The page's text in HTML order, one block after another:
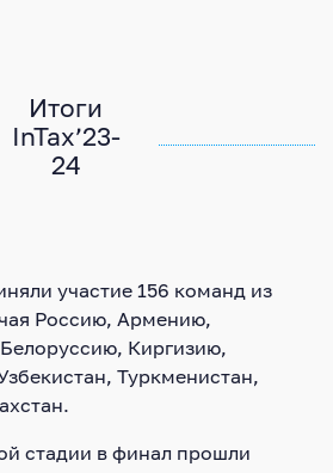
Итоги
InTax’23-
24
участие 156 команд из
Россию, Армению,
Киргизию,
Туркменистан,
стадии в финал прошли